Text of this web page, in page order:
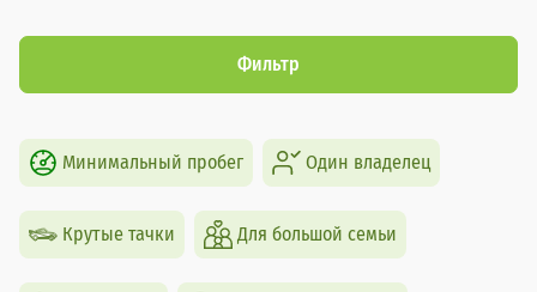
Фильтр
Минимальный пробег Один владелец
Крутые тачки Для большой семьи